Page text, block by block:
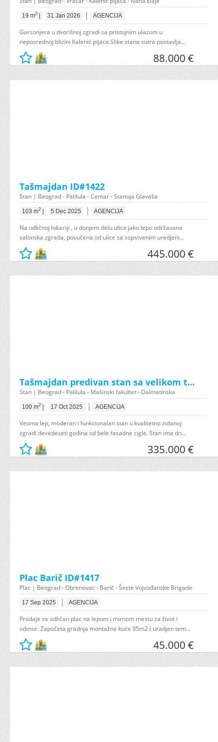
19 m2 31 Jan 2026 | AGENCIJA
Garsonjera u dvorišnoj zgradi sa pristojnim ulazom u
neposrednoj blizini Kalenić pijace.Slike stana sutra postavlja...
88.000 €
Tašmajdan ID#1422
Stan | Beograd - Palilula - Centar - Stanoja Glavaša
103 m2 5 Dec 2025 | AGENCIJA
Na odličnoj lokaciji , u donjem delu ulice jako lepo održavana
salonska zgrada, povučena od ulice sa sopstvenim uredjeni...
445.000 €
Tašmajdan predivan stan sa velikom t...
Stan | Beograd - Palilula - Mašinski fakultet - Dalmatinska
100 m2 17 Oct 2025 | AGENCIJA
Veoma lep, moderan i funkcionalan stan u kvalitetno zidanoj
zgradi devedeseti godina od bele fasadne cigle. Stan ima dn...
335.000 €
Plac Barič ID#1417
Plac | Beograd - Obrenovac - Barič - Šeste Vojvođanske Brigade
17 Sep 2025 | AGENCIJA
Prodaje se odličan plac na lepom i mirnom mestu za život i
odmor. Započeta gradnja montažne kuće 95m2 ( uradjen tem...
45.000 €